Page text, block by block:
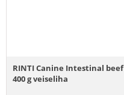
RINTI Canine Intestinal beef
400 g veiseliha